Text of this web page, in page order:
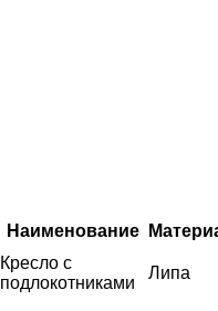
Наименование
Кресло с
подлокотниками
Липа